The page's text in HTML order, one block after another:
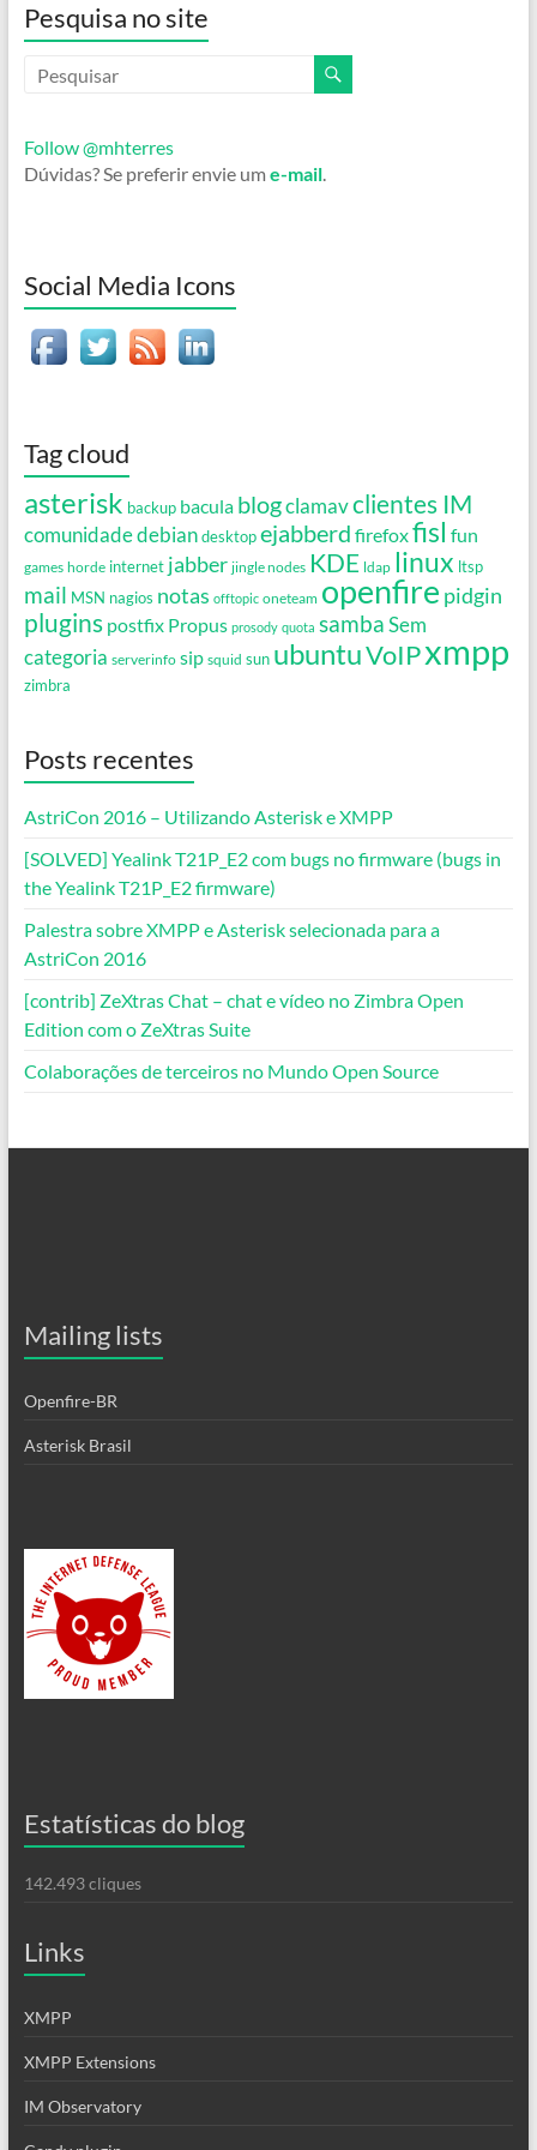
Pesquisa no site
Follow @mhterres
Dúvidas? Se preferir envie ume-mail.
Social Media Icons
Tag cloud
asterisk backup bacula blogclamavclientes IM
comunidadedebian desktop ejabberd firefoxfisl fun
games horde internet jabber jingle nodes KDE ldap linux ltsp
mail MSN nagios notas offtopic oneteam openfire pidgin
plugins postfix Propus prosody quota samba Sem
categoria serverinfo sip squid sun ubuntuVoIPxmpp
zimbra
Posts recentes
AstriCon 2016 – Utilizando Asterisk e XMPP
[SOLVED] Yealink T21P_E2 com bugs no firmware (bugs in
the Yealink T21P_E2 firmware)
Palestra sobre XMPP e Asterisk selecionada para a
AstriCon 2016
[contrib] ZeXtras Chat – chat e vídeo no Zimbra Open
Edition com o ZeXtras Suite
Colaborações de terceiros no Mundo Open Source
Mailing lists
Openfire-BR
Asterisk Brasil
Estatísticas do blog
142.493 cliques
Links
XMPP
XMPP Extensions
IM Observatory